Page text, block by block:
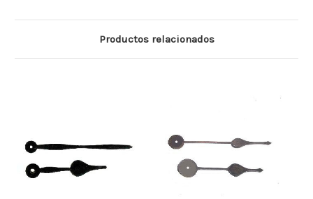
Productos relacionados